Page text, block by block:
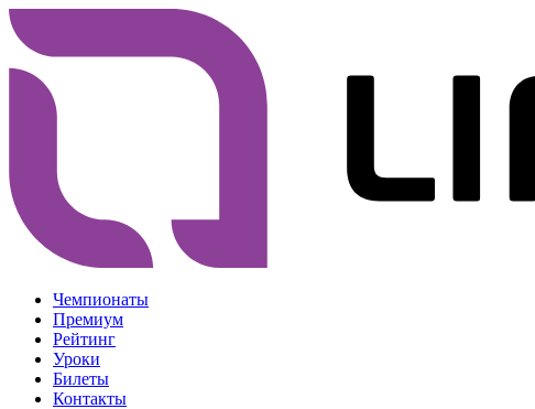
Чемпионаты
Премиум
Рейтинг
Уроки
Билеты
Контакты